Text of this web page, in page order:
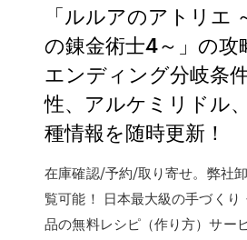
「ルルアのアトリエ
の錬金術士4～」の攻
エンディング分岐条
性、アルケミリドル
種情報を随時更新！
在庫確認/予約/取り寄せ。弊社
覧可能！ 日本最大級の手づくり
品の無料レシピ（作り方）サー